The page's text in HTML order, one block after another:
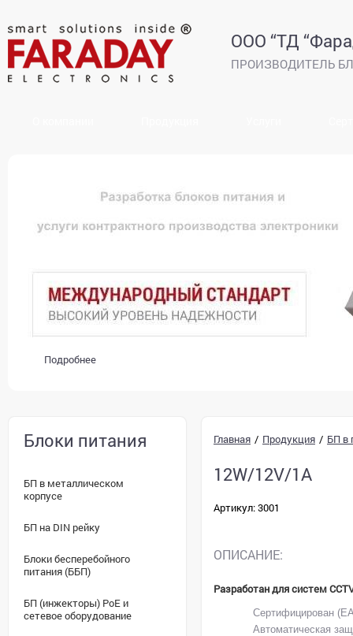
ООО “ТД
ПРОИЗВОДИТЕЛЬ
Подробнее
Блоки питания
БП в металлическом
корпусе
БП на DIN рейку
Блоки бесперебойного
питания (ББП)
БП (инжекторы) PoE и
сетевое оборудование
Главная / Продукция / БП в
12W/12V/1A
Артикул: 3001
ОПИСАНИЕ:
Разработан для систем
Сертифицирован
Автоматическая